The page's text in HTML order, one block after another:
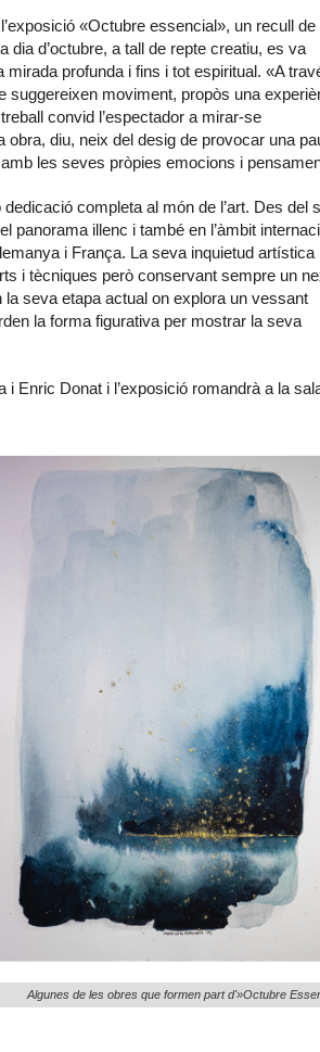
«Octubre essencial», un recull de
dia d’octubre, a tall de repte creatiu, es va
mirada profunda i fins i tot espiritual. «A
moviment, propòs una
convid l’espectador a mirar-se
obra, diu, neix del desig de provocar una
les seves pròpies emocions i
completa al món de l’art. Des del
panorama illenc i també en l’àmbit
i França. La seva inquietud artística
i tècniques però conservant sempre un
seva etapa actual on explora un vessant
la forma figurativa per mostrar la seva
Enric Donat i l’exposició romandrà a la
Algunes de les obres que formen part d'»Octubre